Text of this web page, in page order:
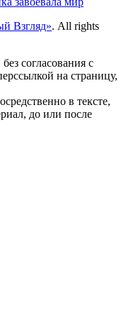
Взгляд». All rights
согласования с
на страницу,
в тексте,
до или после